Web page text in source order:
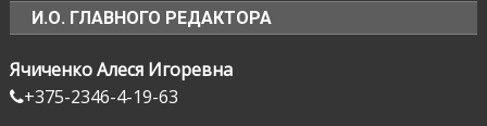
И.О. ГЛАВНОГО РЕДАКТОРА
Ячиченко Алеся Игоревна
+375-2346-4-19-63